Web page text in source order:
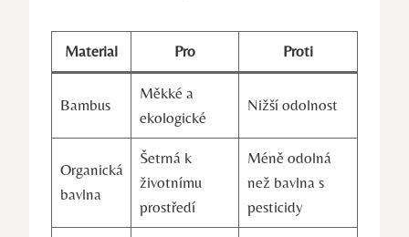
Material Pro Proti
Bambus
Měkké a
ekologické
Nižší odolnost
Organická
bavlna
Šetrná k
životnímu
prostředí
Méně odolná
než ⁤bavlna s
pesticidy